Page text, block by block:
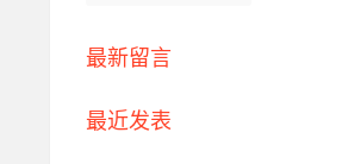
最新留言
最近发表